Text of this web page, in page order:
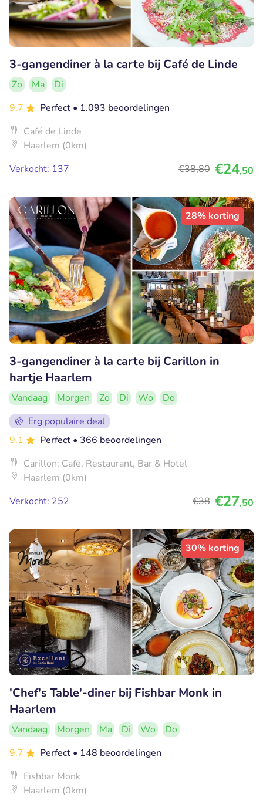
3-gangendiner à la carte bij Café de Linde
Zo Ma
Di
9.7
Perfect • 1.093 beoordelingen
Café de Linde
Haarlem (0km)
Verkocht: 137
€38,80 €24,50
28% korting
3-gangendiner à la carte bij Carillon in
hartje Haarlem
Vandaag Morgen Zo Di Wo
Do
Erg populaire deal
9.1
Perfect • 366 beoordelingen
Carillon: Café, Restaurant, Bar & Hotel
Haarlem (0km)
Verkocht: 252
€38 €27,50
30% korting
'Chef's Table'-diner bij Fishbar Monk in
Haarlem
Vandaag Morgen Ma Di Wo
Do
9.7
Perfect • 148 beoordelingen
Fishbar Monk
Haarlem (0km)